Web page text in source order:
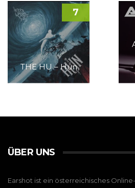
THE HU – Hun
7
ÜBER UNS
Earshot ist ein österreichisches